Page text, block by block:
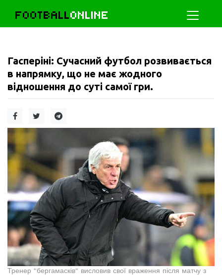
FOOTBALLONLINE
Гасперіні: Сучасний футбол розвивається
в напрямку, що не має жодного
відношення до суті самої гри.
Тренер "бергамасків" висловив свої враження після матчу з